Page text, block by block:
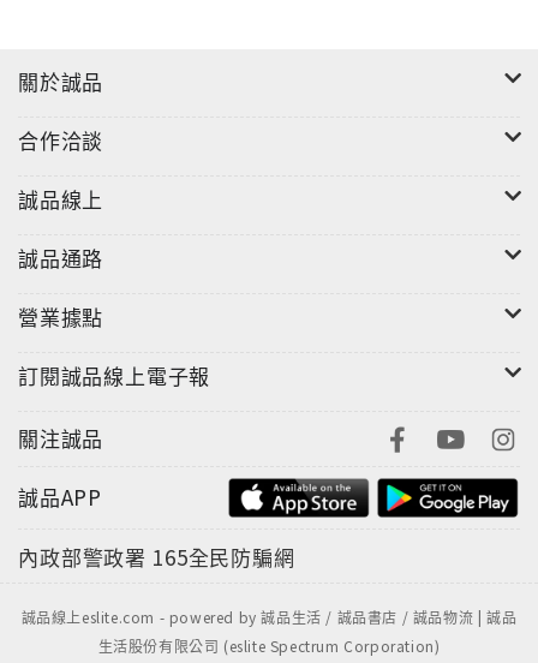
關於誠品
合作洽談
誠品線上
誠品通路
營業據點
訂閱誠品線上電子報
關注誠品
誠品APP
內政部警政署 165全民防騙網
誠品線上eslite.com - powered by 誠品生活 / 誠品書店 / 誠品物流 | 誠品
生活股份有限公司 (eslite Spectrum Corporation)